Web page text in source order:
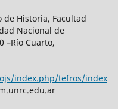
Historia, Facultad
Nacional de
–Río Cuarto,
index.php/tefros/index